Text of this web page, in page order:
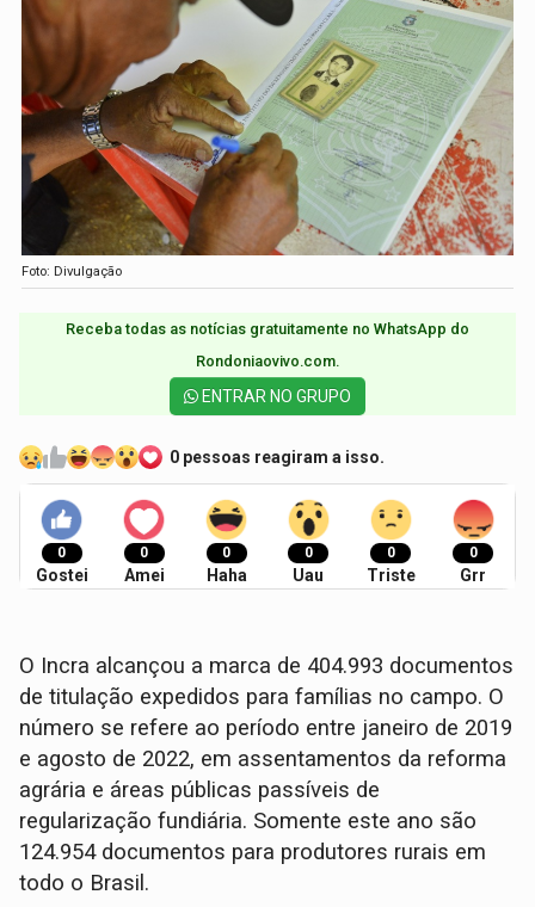
Foto: Divulgação
Receba todas as notícias gratuitamente no WhatsApp do
Rondoniaovivo.com.​
ENTRAR NO GRUPO
0 pessoas reagiram a isso.
0
Gostei
0
Amei
0
Haha
0
Uau
0
Triste
0
Grr
O Incra alcançou a marca de 404.993 documentos
de titulação expedidos para famílias no campo. O
número se refere ao período entre janeiro de 2019
e agosto de 2022, em assentamentos da reforma
agrária e áreas públicas passíveis de
regularização fundiária. Somente este ano são
124.954 documentos para produtores rurais em
todo o Brasil.